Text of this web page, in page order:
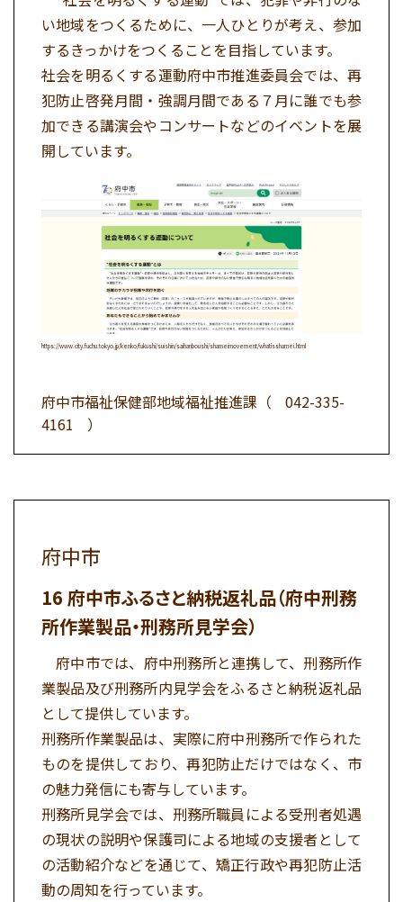
い地域をつくるために、一人ひとりが考え、参加
するきっかけをつくることを目指しています。
社会を明るくする運動府中市推進委員会では、再
犯防止啓発月間・強調月間である７月に誰でも参
加できる講演会やコンサートなどのイベントを展
開しています。
https://www.city.fuchu.tokyo.jp/kenko/fukushi/suishin/saihanboushi/shameimovement/whatisshamei.html
府中市福祉保健部地域福祉推進課（
042-335-
4161
）
府中市
府中市ふるさと納税返礼品（府中刑務
所作業製品・刑務所見学会）
府中市では、府中刑務所と連携して、刑務所作
業製品及び刑務所内見学会をふるさと納税返礼品
として提供しています。
刑務所作業製品は、実際に府中刑務所で作られた
ものを提供しており、再犯防止だけではなく、市
の魅力発信にも寄与しています。
刑務所見学会では、刑務所職員による受刑者処遇
の現状の説明や保護司による地域の支援者として
の活動紹介などを通じて、矯正行政や再犯防止活
動の周知を行っています。